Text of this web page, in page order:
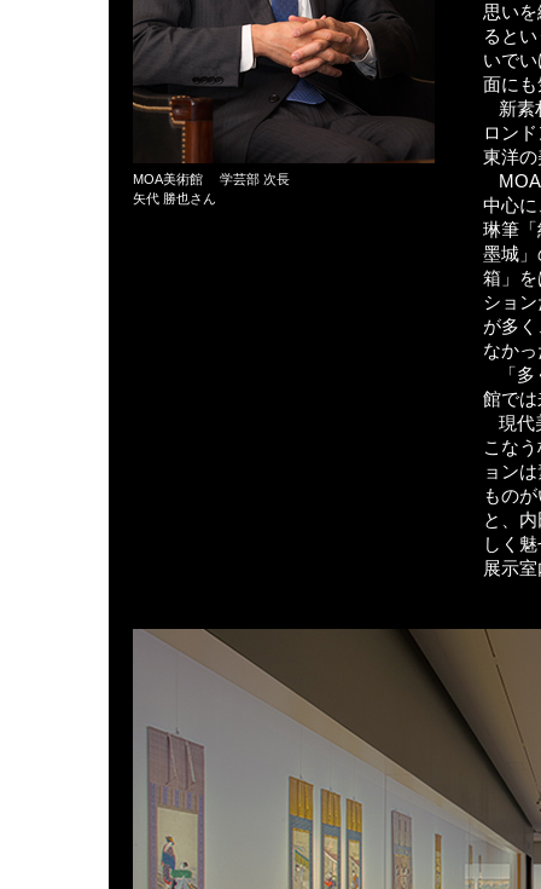
思い
ると
いで
面に
新素
ロン
東洋
中心
琳筆
墨城
箱」
ショ
が多
なか
「
館で
現代
こな
ョン
もの
と、
しく
展示
MOA美術館 学芸部 次長
矢代 勝也さん